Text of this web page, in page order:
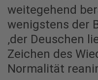
weitegehend
wenigstens der
‚der Deuschen
Zeichen des
Normalität